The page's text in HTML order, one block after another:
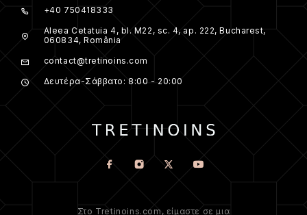
+40 750418333
Aleea Cetatuia 4, bl. M22, sc. 4, ap. 222, Bucharest,
060834, România
contact@tretinoins.com
Δευτέρα-Σάββατο: 8:00 - 20:00
Στο Tretinoins.com, είμαστε σε μια